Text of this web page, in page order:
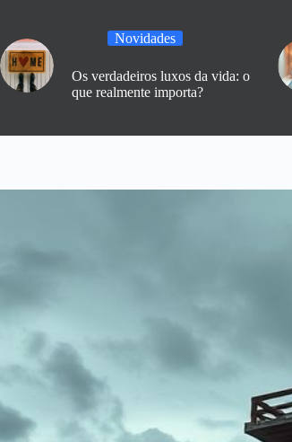
Novidades
Os verdadeiros luxos da vida: o
que realmente importa?